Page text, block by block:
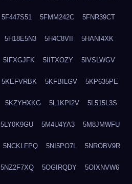
5F447S51 5FMM242C 5FNR39CT
5H18E5N3 5H4C8VII 5HANI4XK
5IFXGJFK 5IITXOZY 5IVSLWGV
5KEFVRBK 5KFBILGV 5KP635PE
5KZYHXKG 5L1KPI2V 5L515L3S
5LY0K9GU 5M4U4YA3 5M8JMWFU
5NCKLFPQ 5NI5PO7L 5NROBV9R
5NZ2F7XQ 5OGIRQDY 5OIXNVW6